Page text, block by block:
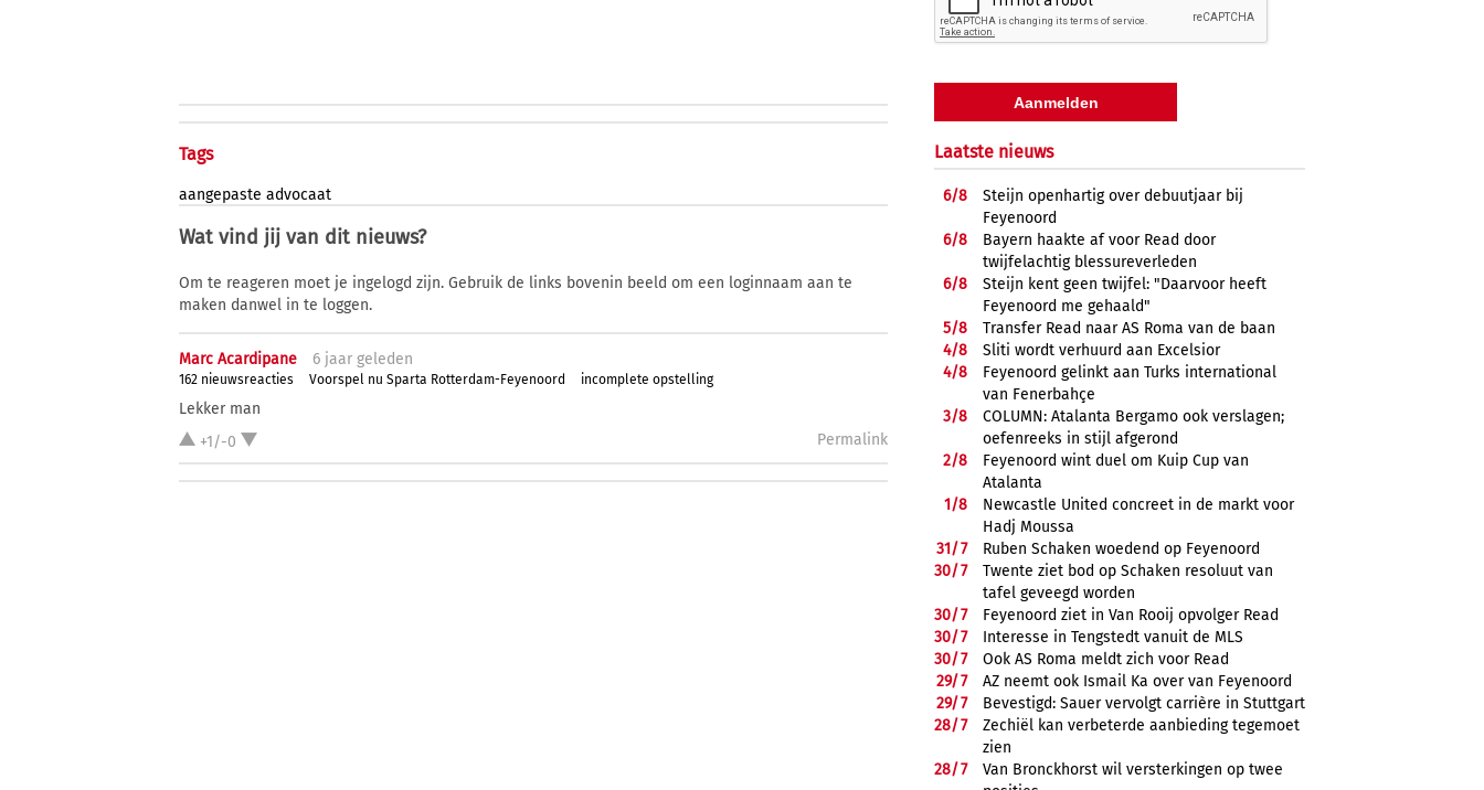
Tags
aangepaste advocaat
Wat vind jij van dit nieuws?
Om te reageren moet je ingelogd zijn. Gebruik de links bovenin beeld om een loginnaam aan te
maken danwel in te loggen.
Marc Acardipane 6 jaar geleden
162 nieuwsreacties Voorspel nu Sparta Rotterdam-Feyenoord incomplete opstelling
Lekker man
+1/-0
Permalink
Laatste nieuws
6/8
Steijn openhartig over debuutjaar bij
Feyenoord
6/8
Bayern haakte af voor Read door
twijfelachtig blessureverleden
6/8
Steijn kent geen twijfel: "Daarvoor heeft
Feyenoord me gehaald"
5/8
Transfer Read naar AS Roma van de baan
4/8
Sliti wordt verhuurd aan Excelsior
4/8
Feyenoord gelinkt aan Turks international
van Fenerbahçe
3/8
COLUMN: Atalanta Bergamo ook verslagen;
oefenreeks in stijl afgerond
2/8
Feyenoord wint duel om Kuip Cup van
Atalanta
1/8
Newcastle United concreet in de markt voor
Hadj Moussa
31/7
Ruben Schaken woedend op Feyenoord
30/7
Twente ziet bod op Schaken resoluut van
tafel geveegd worden
30/7
Feyenoord ziet in Van Rooij opvolger Read
30/7
Interesse in Tengstedt vanuit de MLS
30/7
Ook AS Roma meldt zich voor Read
29/7
AZ neemt ook Ismail Ka over van Feyenoord
29/7
Bevestigd: Sauer vervolgt carrière in Stuttgart
28/7
Zechiël kan verbeterde aanbieding tegemoet
zien
28/7
Van Bronckhorst wil versterkingen op twee